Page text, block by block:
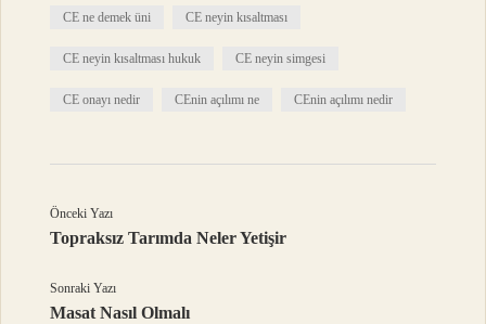
CE ne demek üni CE neyin kısaltması
CE neyin kısaltması hukuk CE neyin simgesi
CE onayı nedir CEnin açılımı ne CEnin açılımı nedir
Önceki Yazı
Topraksız Tarımda Neler Yetişir
Sonraki Yazı
Masat Nasıl Olmalı